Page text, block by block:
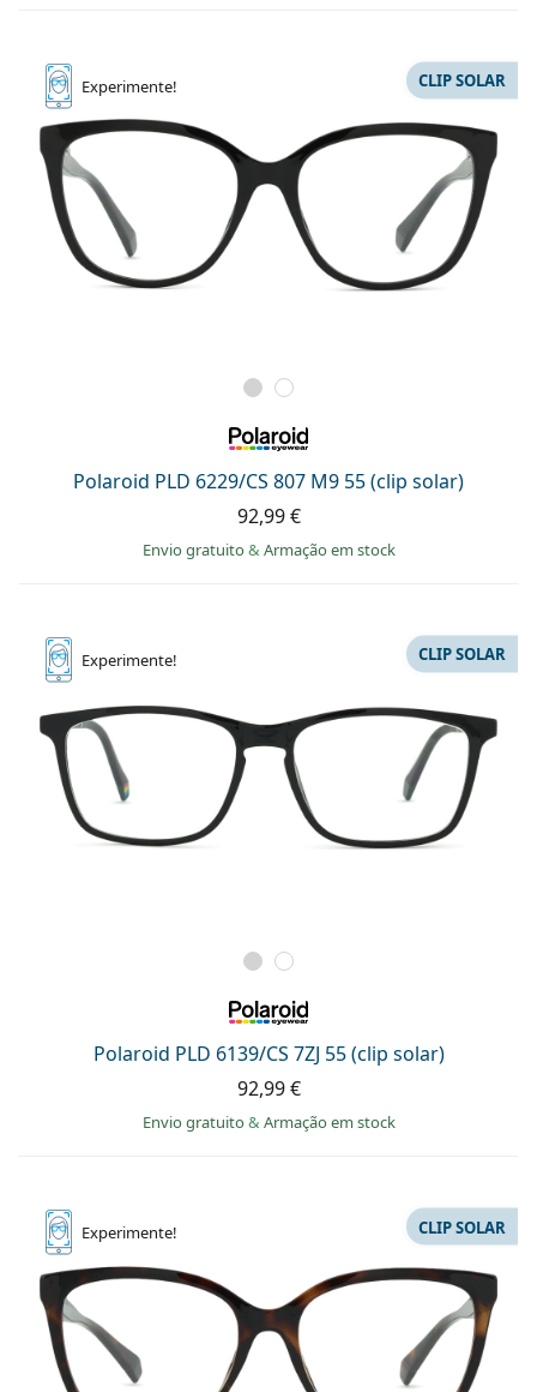
Experimente!
Polaroid PLD 6229/CS 807 M9 55 (clip solar)
CLIP SOLAR
92,99 €
Envio gratuito& Armação em stock
Experimente!
Polaroid PLD 6139/CS 7ZJ 55 (clip solar)
CLIP SOLAR
92,99 €
Envio gratuito& Armação em stock
Experimente! CLIP SOLAR